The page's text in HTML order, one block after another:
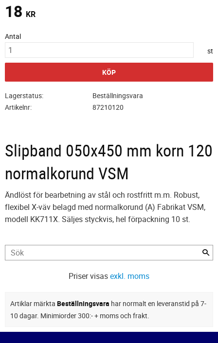
18 KR
Antal
st
KÖP
Lagerstatus
Beställningsvara
Artikelnr
87210120
Slipband 050x450 mm korn 120
normalkorund VSM
Ändlöst för bearbetning av stål och rostfritt m.m. Robust,
flexibel X-väv belagd med normalkorund (A) Fabrikat VSM,
modell KK711X. Säljes styckvis, hel förpackning 10 st.
Priser visasexkl. moms
Artiklar märkta Beställningsvara har normalt en leveranstid på 7-
10 dagar. Minimiorder 300:- + moms och frakt.